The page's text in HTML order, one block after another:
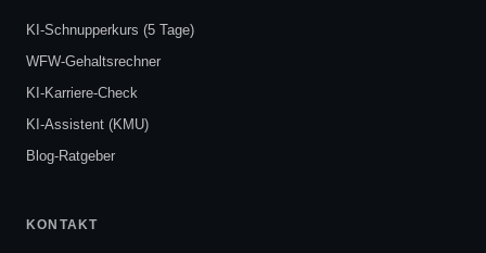
KI-Schnupperkurs (5 Tage)
WFW-Gehaltsrechner
KI-Karriere-Check
KI-Assistent (KMU)
Blog-Ratgeber
KONTAKT